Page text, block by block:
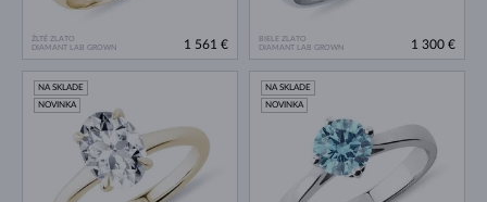
ŽLTÉ ZLATO
DIAMANT LAB GROWN
1 561 €
BIELE ZLATO
DIAMANT LAB GROWN
1 300 €
NA SKLADE
NOVINKA
NA SKLADE
NOVINKA